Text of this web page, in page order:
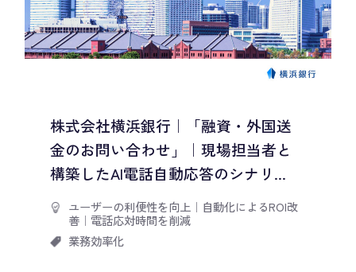
株式会社横浜銀行｜「融資・外国送
金のお問い合わせ」｜現場担当者と
構築したAI電話自動応答のシナリ...
ユーザーの利便性を向上｜ 自動化によるROI改
善｜ 電話応対時間を削減
業務効率化